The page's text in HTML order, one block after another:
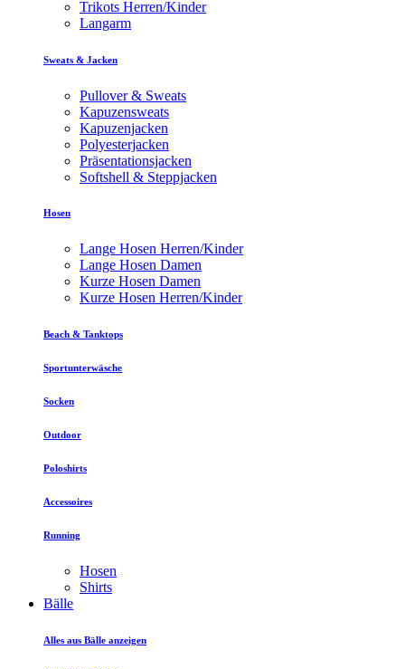
Trikots Herren/Kinder
Langarm
Sweats & Jacken
Pullover & Sweats
Kapuzensweats
Kapuzenjacken
Polyesterjacken
Präsentationsjacken
Softshell & Steppjacken
Hosen
Lange Hosen Herren/Kinder
Lange Hosen Damen
Kurze Hosen Damen
Kurze Hosen Herren/Kinder
Beach & Tanktops
Sportunterwäsche
Socken
Outdoor
Poloshirts
Accessoires
Running
Hosen
Shirts
Bälle
Alles aus Bälle anzeigen